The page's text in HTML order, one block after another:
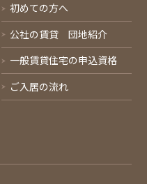
初めての方へ
公社の賃貸 団地紹介
一般賃貸住宅の申込資格
ご入居の流れ